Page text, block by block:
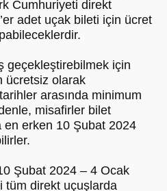
Cumhuriyeti direkt
adet uçak bileti için ücret
için
ücretsiz olarak
arasında minimum
misafirler bilet
en erken 10 Şubat 2024
Şubat 2024 – 4 Ocak
tüm direkt uçuşlarda